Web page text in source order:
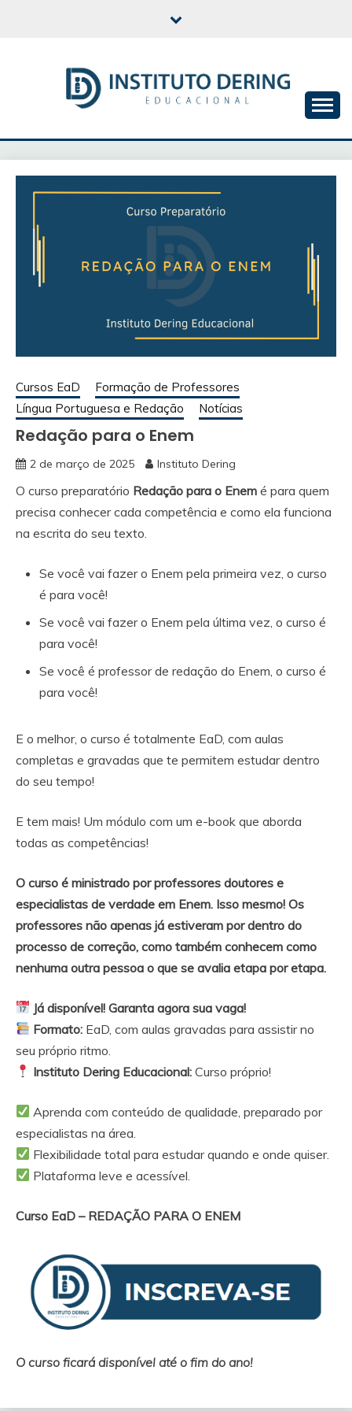
INSTITUTO DERING
EDUCACIONAL
Cursos EaD
Formação de Professores
Língua Portuguesa e Redação
Notícias
Redação para o Enem
2 de março de 2025 Instituto Dering
O curso preparatório Redação para o Enem é para quem
precisa conhecer cada competência e como ela funciona
na escrita do seu texto.
Se você vai fazer o Enem pela primeira vez, o curso
é para você!
Se você vai fazer o Enem pela última vez, o curso é
para você!
Se você é professor de redação do Enem, o curso é
para você!
E o melhor, o curso é totalmente EaD, com aulas
completas e gravadas que te permitem estudar dentro
do seu tempo!
E tem mais! Um módulo com um e-book que aborda
todas as competências!
O curso é ministrado por professores doutores e
especialistas de verdade em Enem. Isso mesmo! Os
professores não apenas já estiveram por dentro do
processo de correção, como também conhecem como
nenhuma outra pessoa o que se avalia etapa por etapa.
Já disponível! Garanta agora sua vaga!
Formato: EaD, com aulas gravadas para assistir no
seu próprio ritmo.
Instituto Dering Educacional: Curso próprio!
Aprenda com conteúdo de qualidade, preparado por
especialistas na área.
Flexibilidade total para estudar quando e onde quiser.
Plataforma leve e acessível.
Curso EaD – REDAÇÃO PARA O ENEM
O curso ficará disponível até o fim do ano!